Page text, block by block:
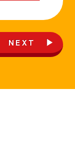
NEXT